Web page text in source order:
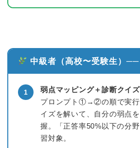
中級者（高校〜受験生）
1
弱点マッピング＋診断クイズ
プロンプト①→②の順で実行
イズを解いて、自分の弱点
握。「正答率50%以下の分
習対象。